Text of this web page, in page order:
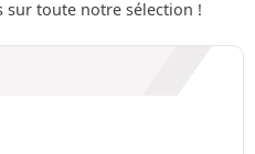
toute notre sélection !